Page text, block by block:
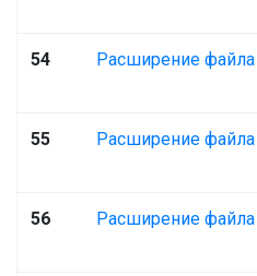
54 Расширение файла
55 Расширение файла
56 Расширение файла